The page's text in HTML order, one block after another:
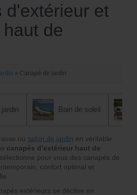
d'extérieur et
de
» Canapé de jardin
Bain de soleil
ou salon de jardin en véritable
canapés d’extérieur haut de
sélectionne pour vous des canapés de
confort optimal et
extérieurs se décline en